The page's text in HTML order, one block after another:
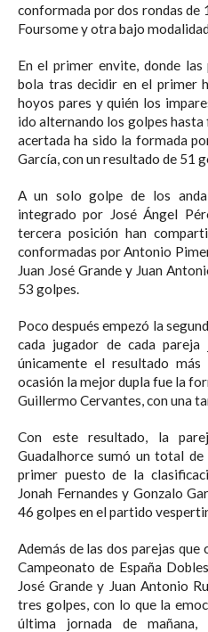
conformada por dos rondas de 18 hoyos, una bajo
Foursome y otra bajo
En el primer envite, donde las parejas han jugado una sola
bola tras decidir en el primer hoyo que jugador sale en los
hoyos pares y quién los impares, y después de la salida, han
ido alternando los golpes hasta finalizar el hoyo, la dupla más
acertada ha sido la formada por Jonah
García, con un resultado de 51
A un solo golpe de los andaluces se ha situado el dúo
integrado por José Ángel Pérez y Fernando Agrelo, y en
tercera posición han compartido posición dos
conformadas por Antonio Pimentel y
Juan José Grande y Juan
53 golpes.
Poco después empezó la segunda ronda, la de
cada jugador de cada pareja juega su
únicamente el resultado
ocasión la mejor dupla fue la
Guillermo Cervantes, con
Con este resultado, la pareja del Real Club de Golf
Guadalhorce sumó un total de 97 golpes, lo que le llevó al
primer puesto de la clasificación, aunque
Jonah Fernandes y Gonzalo
46 golpes en el partido
Además de las dos parejas que comparten el liderato de este
Campeonato de España Dobles de Pitch & Putt 2025, Juan
José Grande y Juan Antonio Ruiz ocupan la tercera
tres golpes, con lo que la emoción está
última jornada de